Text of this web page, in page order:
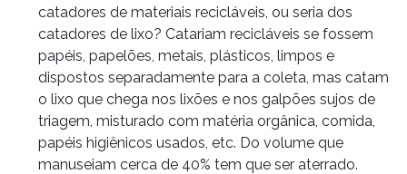
catadores de materiais recicláveis, ou seria dos
catadores de lixo? Catariam recicláveis se fossem
papéis, papelões, metais, plásticos, limpos e
dispostos separadamente para a coleta, mas catam
o lixo que chega nos lixões e nos galpões sujos de
triagem, misturado com matéria orgânica, comida,
papéis higiênicos usados, etc. Do volume que
manuseiam cerca de 40% tem que ser aterrado.